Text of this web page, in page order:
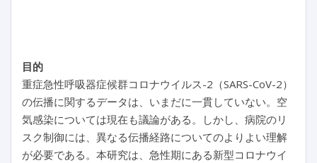
目的
重症急性呼吸器症候群コロナウイルス-2（SARS-CoV-2）
の伝播に関するデータは、いまだに一貫していない。空
気感染については現在も議論がある。しかし、病院のリ
スク制御には、異なる伝播経路についてのよりよい理解
が必要である。本研究は、急性期にある新型コロナウイ